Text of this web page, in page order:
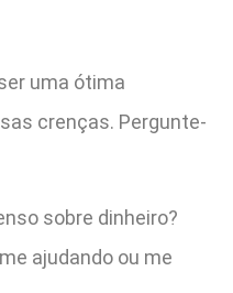
uma ótima
crenças. Pergunte-
sobre dinheiro?
ajudando ou me